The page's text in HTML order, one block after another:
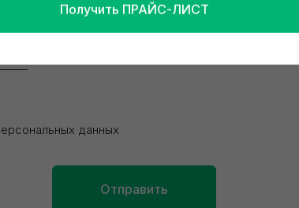
данных
Отправить
Получить ПРАЙС-ЛИСТ